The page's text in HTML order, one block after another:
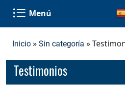
Menú
Inicio » Sin categoría »
Testimonios